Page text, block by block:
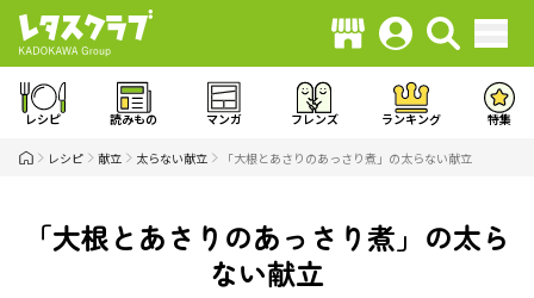
レシピ 読みもの マンガ フレンズ ランキング 特集
レシピ 献立 太らない献立 「大根とあさりのあっさり煮」の太らない献立
「大根とあさりのあっさり煮」の太ら
ない献立